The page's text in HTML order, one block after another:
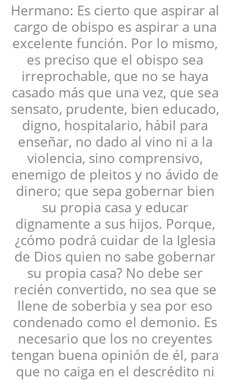
Hermano: Es cierto que aspirar al
cargo de obispo es aspirar a una
excelente función. Por lo mismo,
es preciso que el obispo sea
irreprochable, que no se haya
casado más que una vez, que sea
sensato, prudente, bien educado,
digno, hospitalario, hábil para
enseñar, no dado al vino ni a la
violencia, sino comprensivo,
enemigo de pleitos y no ávido de
dinero; que sepa gobernar bien
su propia casa y educar
dignamente a sus hijos. Porque,
¿cómo podrá cuidar de la Iglesia
de Dios quien no sabe gobernar
su propia casa? No debe ser
recién convertido, no sea que se
llene de soberbia y sea por eso
condenado como el demonio. Es
necesario que los no creyentes
tengan buena opinión de él, para
que no caiga en el descrédito ni